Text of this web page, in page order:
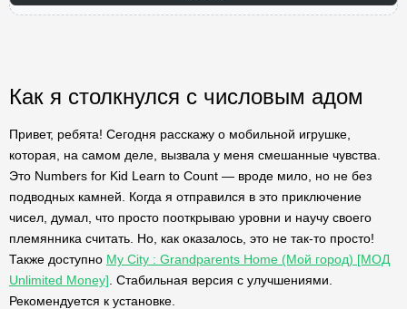
Как я столкнулся с числовым адом
Привет, ребята! Сегодня расскажу о мобильной игрушке,
которая, на самом деле, вызвала у меня смешанные чувства.
Это Numbers for Kid Learn to Count — вроде мило, но не без
подводных камней. Когда я отправился в это приключение
чисел, думал, что просто пооткрываю уровни и научу своего
племянника считать. Но, как оказалось, это не так-то просто!
Также доступно My City : Grandparents Home (Мой город) [МОД
Unlimited Money] . Стабильная версия с улучшениями.
Рекомендуется к установке.